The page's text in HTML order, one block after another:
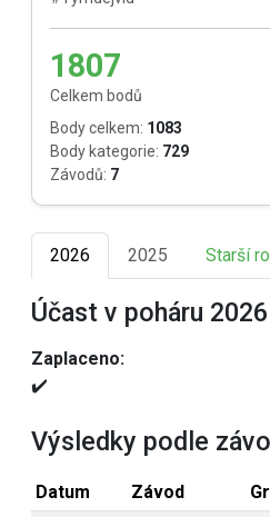
1807
Celkem bodů
Body celkem: 1083
Body kategorie: 729
Závodů: 7
2026 2025 Starší
Účast v poháru 2026
Zaplaceno:
✔️
Výsledky podle
Datum Závod